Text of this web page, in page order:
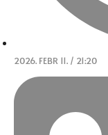
2026. FEBR 11. / 21:20